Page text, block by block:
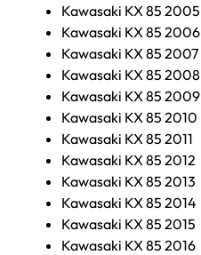
Kawasaki KX 85 2005
Kawasaki KX 85 2006
Kawasaki KX 85 2007
Kawasaki KX 85 2008
Kawasaki KX 85 2009
Kawasaki KX 85 2010
Kawasaki KX 85 2011
Kawasaki KX 85 2012
Kawasaki KX 85 2013
Kawasaki KX 85 2014
Kawasaki KX 85 2015
Kawasaki KX 85 2016